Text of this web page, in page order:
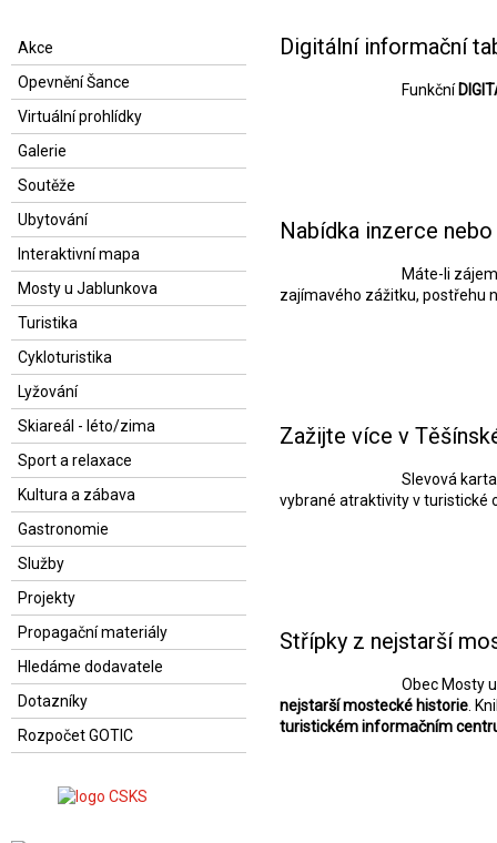
Akce
Opevnění Šance
Virtuální prohlídky
Galerie
Soutěže
Ubytování
Interaktivní mapa
Mosty u Jablunkova
Turistika
Cykloturistika
Lyžování
Skiareál - léto/zima
Sport a relaxace
Kultura a zábava
Gastronomie
Služby
Projekty
Propagační materiály
Hledáme dodavatele
Dotazníky
Rozpočet GOTIC
Digitální informační
Funkční
Nabídka inzerce
Máte-li
zajímavého zážitku, postřehu
Zažijte více v
Slevová
vybrané atraktivity v turistické
Střípky z nejstarší
Obec Mosty
nejstarší mostecké historie.
turistickém informačním